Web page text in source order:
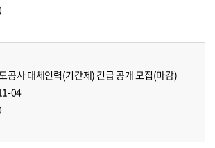
공사 대체인력(기간제) 긴급 공개 모집(마감)
04